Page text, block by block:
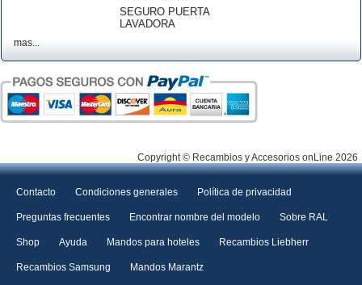
SEGURO PUERTA
LAVADORA
mas...
Copyright © Recambios y Accesorios onLine 2026
Contacto Condiciones generales Política de privacidad
Preguntas frecuentes Encontrar nombre del modelo Sobre RAL
Shop Ayuda Mandos para hoteles Recambios Liebherr
Recambios Samsung Mandos Marantz